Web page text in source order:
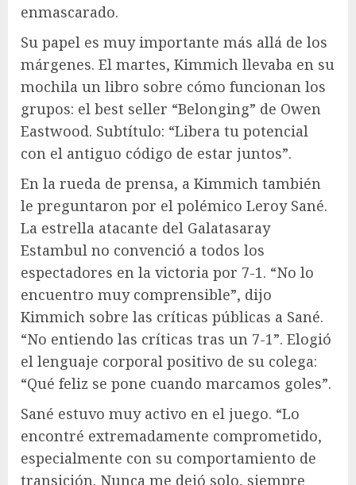
enmascarado.
Su papel es muy importante más allá de los
márgenes. El martes, Kimmich llevaba en su
mochila un libro sobre cómo funcionan los
grupos: el best seller “Belonging” de Owen
Eastwood. Subtítulo: “Libera tu potencial
con el antiguo código de estar juntos”.
En la rueda de prensa, a Kimmich también
le preguntaron por el polémico Leroy Sané.
La estrella atacante del Galatasaray
Estambul no convenció a todos los
espectadores en la victoria por 7-1. “No lo
encuentro muy comprensible”, dijo
Kimmich sobre las críticas públicas a Sané.
“No entiendo las críticas tras un 7-1”. Elogió
el lenguaje corporal positivo de su colega:
“Qué feliz se pone cuando marcamos goles”.
Sané estuvo muy activo en el juego. “Lo
encontré extremadamente comprometido,
especialmente con su comportamiento de
transición. Nunca me dejó solo, siempre